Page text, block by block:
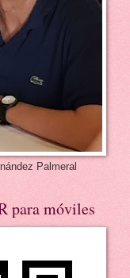
Palmeral
para móviles